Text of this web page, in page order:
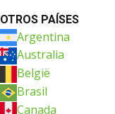
OTROS PAÍSES
Argentina
Australia
België
Brasil
Canada